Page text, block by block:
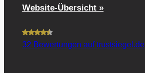
Website-Übersicht »
32 Bewertungen auf trustsiegel.de